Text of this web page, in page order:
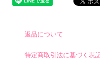
返品について
特定商取引法に基づく表